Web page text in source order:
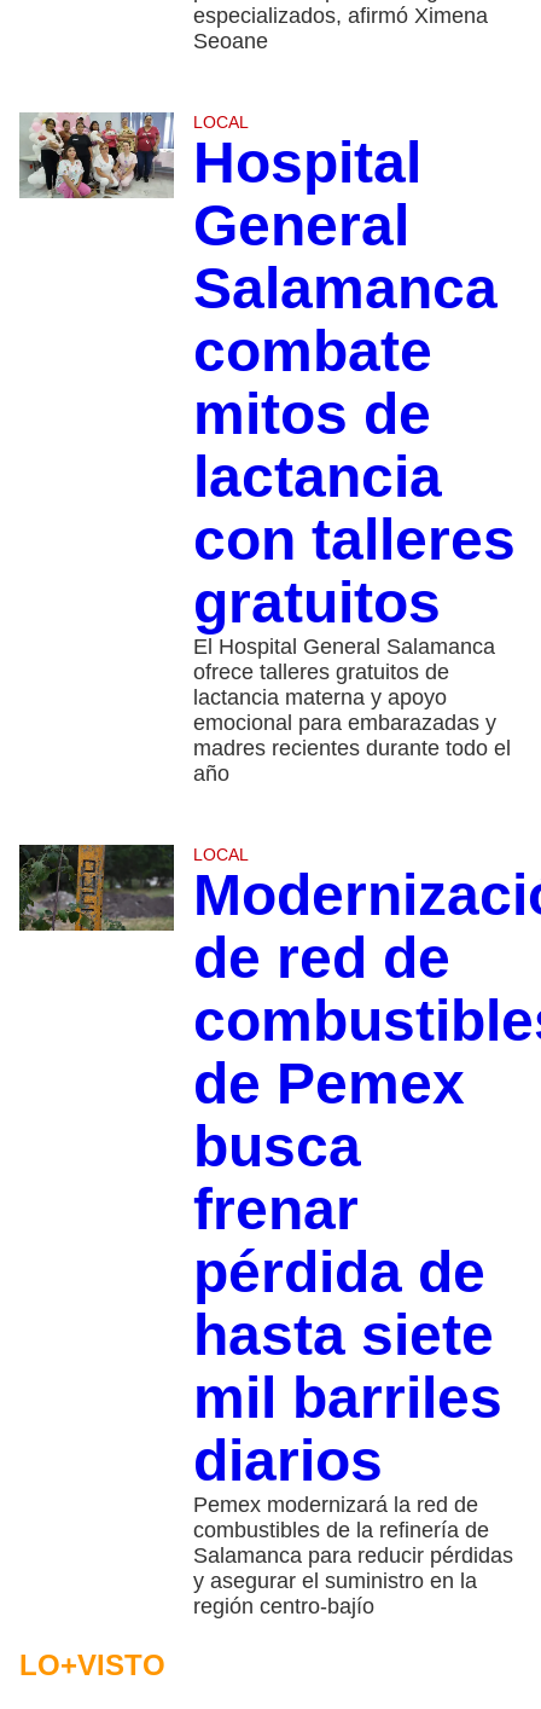
especializados, afirmó Ximena
Seoane
LOCAL
Hospital
General
Salamanca
combate
mitos de
lactancia
con talleres
gratuitos
El Hospital General Salamanca
ofrece talleres gratuitos de
lactancia materna y apoyo
emocional para embarazadas y
madres recientes durante todo el
año
LOCAL
de red de
de Pemex
busca
frenar
pérdida de
hasta siete
mil barriles
diarios
Pemex modernizará la red de
combustibles de la refinería de
Salamanca para reducir pérdidas
y asegurar el suministro en la
región centro-bajío
LO+VISTO